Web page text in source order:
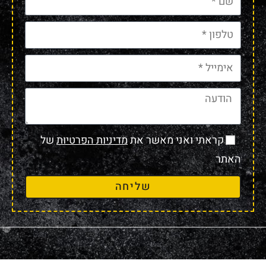
קראתי ואני מאשר אתמדיניות הפרטיותשל
האתר
שליחה